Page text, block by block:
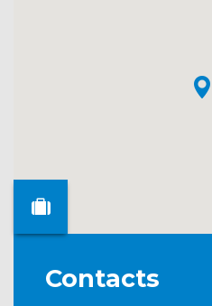
Contacts